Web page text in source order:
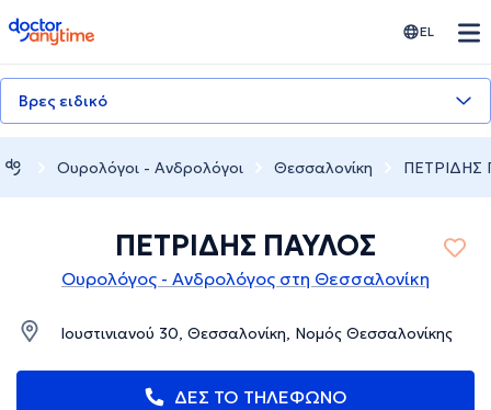
doctoranytime EL
Βρες ειδικό
Ουρολόγοι - Ανδρολόγοι Θεσσαλονίκη ΠΕΤΡΙΔΗΣ
ΠΕΤΡΙΔΗΣ ΠΑΥΛΟΣ
Ουρολόγος - Ανδρολόγος στη Θεσσαλονίκη
Ιουστινιανού 30, Θεσσαλονίκη, Νομός Θεσσαλονίκης
ΔΕΣ ΤΟ ΤΗΛΕΦΩΝΟ